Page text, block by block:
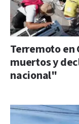
Terremoto en
muertos y
nacional"